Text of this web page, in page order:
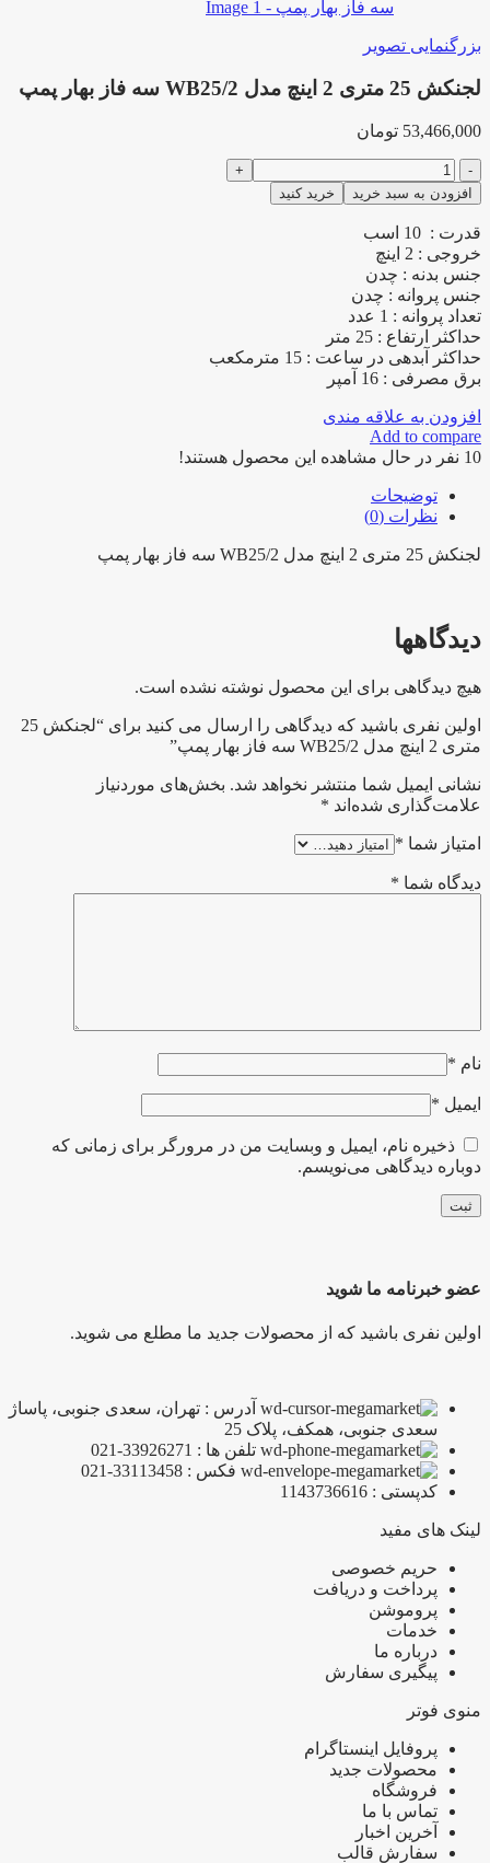
بزرگنمایی تصویر
لجنکش 25 متری 2 اینچ مدل WB25/2 سه فاز بهار پمپ
53,466,000 تومان
لجنکش
25
متری
2
اینچ
مدل
WB25/2
سه
فاز
بهار
پمپ
عدد
افزودن به سبد خرید خرید کنید
قدرت : 10 اسب
خروجی : 2 اینچ
جنس بدنه : چدن
جنس پروانه : چدن
تعداد پروانه : 1 عدد
حداکثر ارتفاع : 25 متر
حداکثر آبدهی در ساعت : 15 مترمکعب
برق مصرفی : 16 آمپر
افزودن به علاقه مندی
Add to compare
10 نفر در حال مشاهده این محصول هستند!
توضیحات
نظرات (0)
لجنکش 25 متری 2 اینچ مدل WB25/2 سه فاز بهار پمپ
دیدگاهها
هیچ دیدگاهی برای این محصول نوشته نشده است.
اولین نفری باشید که دیدگاهی را ارسال می کنید برای “لجنکش 25
متری 2 اینچ مدل WB25/2 سه فاز بهار پمپ”
نشانی ایمیل شما منتشر نخواهد شد. بخش‌های موردنیاز
علامت‌گذاری شده‌اند *
امتیاز شما *
دیدگاه شما *
نام *
ایمیل *
ذخیره نام، ایمیل و وبسایت من در مرورگر برای زمانی که
دوباره دیدگاهی می‌نویسم.
عضو خبرنامه ما شوید
اولین نفری باشید که از محصولات جدید ما مطلع می شوید.
آدرس : تهران، سعدی جنوبی، پاساژ
سعدی جنوبی، همکف، پلاک 25
تلفن ها : 33926271-021
فکس : 33113458-021
کدپستی : 1143736616
لینک های مفید
حریم خصوصی
پرداخت و دریافت
پروموشن
خدمات
درباره ما
پیگیری سفارش
منوی فوتر
پروفایل اینستاگرام
محصولات جدید
فروشگاه
تماس با ما
آخرین اخبار
سفارش قالب